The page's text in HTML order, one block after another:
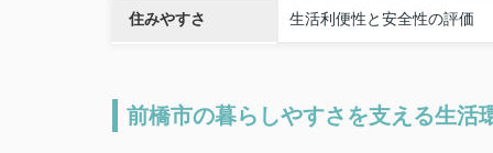
住みやすさ 生活利便性と安全性の評価
前橋市の暮らしやすさを支える生活